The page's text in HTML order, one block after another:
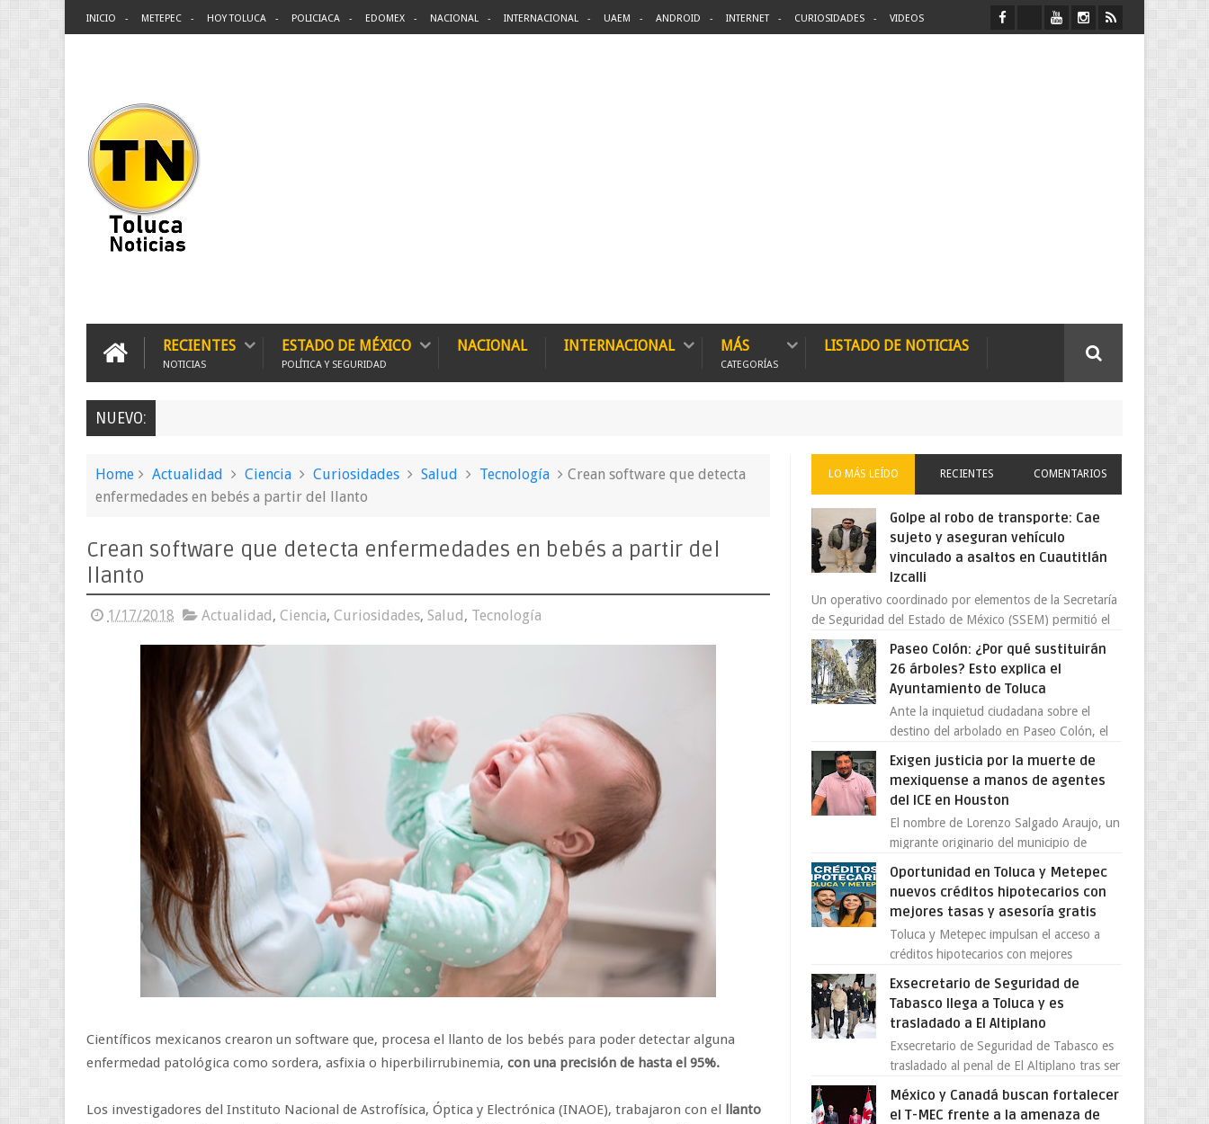
INICIO METEPEC HOY TOLUCA POLICIACA EDOMEX NACIONAL INTERNACIONAL UAEM ANDROID INTERNET CURIOSIDADES VIDEOS
RECIENTES
NOTICIAS
ESTADO DE MÉXICO
POLÍTICA Y SEGURIDAD
NACIONAL INTERNACIONAL MÁS
CATEGORÍAS
LISTADO DE NOTICIAS
NUEVO:
Home Actualidad Ciencia Curiosidades Salud Tecnología
Crean software que detecta
enfermedades en bebés a partir del llanto
Crean software que detecta enfermedades en bebés a partir del
llanto
1/17/2018 Actualidad, Ciencia, Curiosidades, Salud, Tecnología
Científicos mexicanos crearon un software que, procesa el llanto de los bebés para poder detectar alguna
enfermedad patológica como sordera, asfixia o hiperbilirrubinemia, con una precisión de hasta el 95%.
Los investigadores del Instituto Nacional de Astrofísica, Óptica y Electrónica (INAOE), trabajaron con el llanto
LO MÁS LEÍDO RECIENTES COMENTARIOS
Golpe al robo de transporte: Cae
sujeto y aseguran vehículo
vinculado a asaltos en Cuautitlán
Izcalli
Un operativo coordinado por elementos de la Secretaría
de Seguridad del Estado de México (SSEM) permitió el
aseguramiento de un vehículo vin...
Paseo Colón: ¿Por qué sustituirán
26 árboles? Esto explica el
Ayuntamiento de Toluca
Ante la inquietud ciudadana sobre el
destino del arbolado en Paseo Colón, el
solo 26 ejemplares será...
Exigen justicia por la muerte de
mexiquense a manos de agentes
del ICE en Houston
El nombre de Lorenzo Salgado Araujo, un
migrante originario del municipio de
convertido en el centro de un...
Oportunidad en Toluca y Metepec
nuevos créditos hipotecarios con
mejores tasas y asesoría gratis
Toluca y Metepec impulsan el acceso a
créditos hipotecarios con mejores
emprendedores Con la creciente neces...
Exsecretario de Seguridad de
Tabasco llega a Toluca y es
trasladado a El Altiplano
Exsecretario de Seguridad de Tabasco es
trasladado al penal de El Altiplano tras ser
Seguridad Públi...
México y Canadá buscan fortalecer
el T-MEC frente a la amenaza de